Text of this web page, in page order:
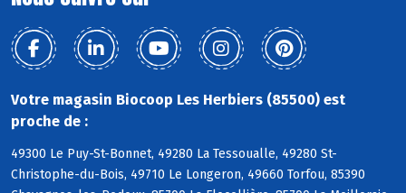
Votre magasin Biocoop Les Herbiers (85500) est
proche de :
49300 Le Puy-St-Bonnet, 49280 La Tessoualle, 49280 St-
Christophe-du-Bois, 49710 Le Longeron, 49660 Torfou, 85390